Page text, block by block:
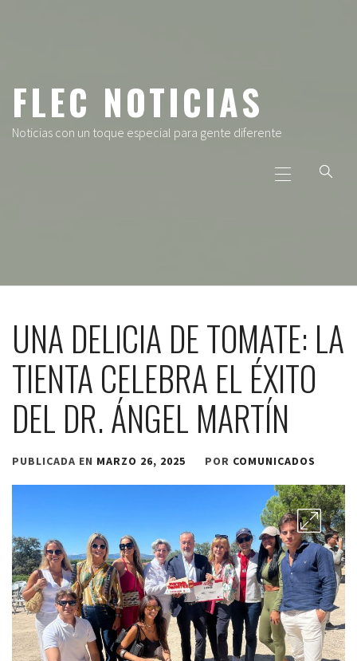
FLEC NOTICIAS
Noticias con un toque especial para gente diferente
principal
UNA DELICIA DE TOMATE: LA
TIENTA CELEBRA EL ÉXITO
DEL DR. ÁNGEL MARTÍN
PUBLICADA EN MARZO 26, 2025 POR COMUNICADOS